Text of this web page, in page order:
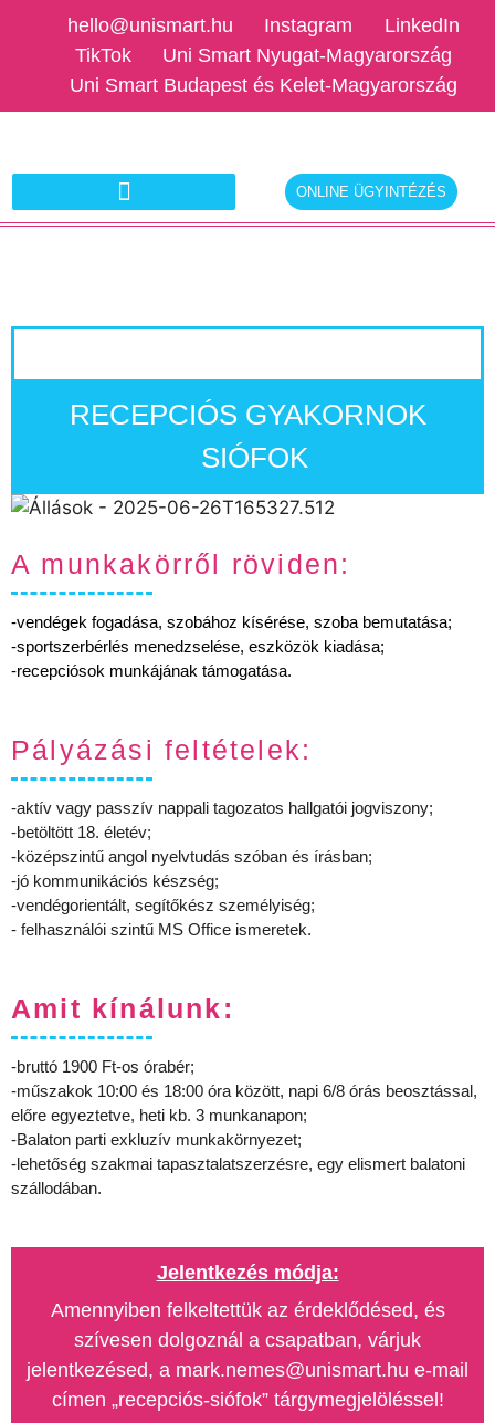
hello@unismart.hu Instagram
LinkedIn
TikTok
Uni Smart Nyugat-Magyarország
Uni Smart Budapest és Kelet-Magyarország
ONLINE ÜGYINTÉZÉS
RECEPCIÓS GYAKORNOK
SIÓFOK
A munkakörről röviden:
-vendégek fogadása, szobához kísérése, szoba bemutatása;
-sportszerbérlés menedzselése, eszközök kiadása;
-recepciósok munkájának támogatása.
Pályázási feltételek:
-aktív vagy passzív nappali tagozatos hallgatói jogviszony;
-betöltött 18. életév;
-középszintű angol nyelvtudás szóban és írásban;
-jó kommunikációs készség;
-vendégorientált, segítőkész személyiség;
- felhasználói szintű MS Office ismeretek.
Amit kínálunk:
-bruttó 1900 Ft-os órabér;
-műszakok 10:00 és 18:00 óra között, napi 6/8 órás beosztással,
előre egyeztetve, heti kb. 3 munkanapon;
-Balaton parti exkluzív munkakörnyezet;
-lehetőség szakmai tapasztalatszerzésre, egy elismert balatoni
szállodában.
Jelentkezés módja:
Amennyiben felkeltettük az érdeklődésed, és
szívesen dolgoznál a csapatban, várjuk
jelentkezésed, a mark.nemes@unismart.hu e-mail
címen „recepciós-siófok” tárgymegjelöléssel!